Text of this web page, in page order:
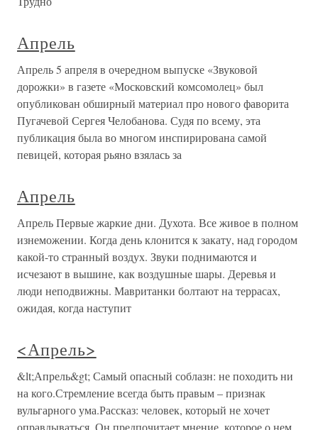
Апрель
Апрель 5 апреля в очередном выпуске «Звуковой
дорожки» в газете «Московский комсомолец» был
опубликован обширный материал про нового фаворита
Пугачевой Сергея Челобанова. Судя по всему, эта
публикация была во многом инспирирована самой
певицей, которая рьяно взялась за
Апрель
Апрель Первые жаркие дни. Духота. Все живое в полном
изнеможении. Когда день клонится к закату, над городом
какой-то странный воздух. Звуки поднимаются и
исчезают в вышине, как воздушные шары. Деревья и
люди неподвижны. Мавританки болтают на террасах,
ожидая, когда наступит
<Апрель>
&lt;Апрель&gt; Самый опасный соблазн: не походить ни
на кого.Стремление всегда быть правым – признак
вульгарного ума.Рассказ: человек, который не хочет
оправдываться. Он предпочитает мнение, которое о нем